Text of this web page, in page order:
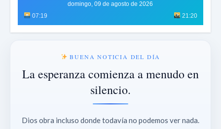
domingo, 09 de agosto de 2026
07:19
21:20
BUENA NOTICIA DEL DÍA
La esperanza comienza a menudo en
silencio.
Dios obra incluso donde todavía no podemos ver nada.